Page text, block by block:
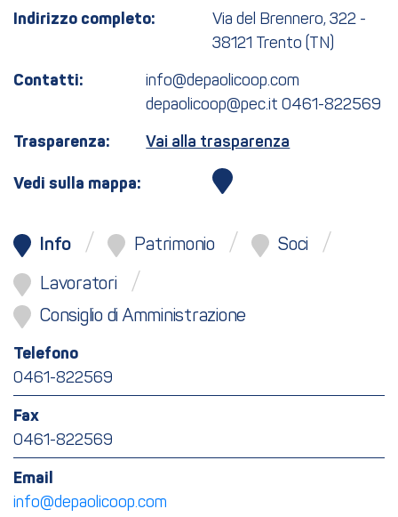
Indirizzo completo:
Via del Brennero, 322 -
38121 Trento (TN)
Contatti:
info@depaolicoop.com
depaolicoop@pec.it 0461-822569
Trasparenza: Vai alla trasparenza
Vedi sulla mappa:
Info Patrimonio Soci
Lavoratori
Consiglio di Amministrazione
Telefono
0461-822569
Fax
0461-822569
Email
info@depaolicoop.com